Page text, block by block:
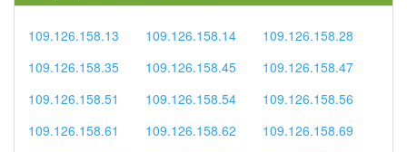
109.126.158.13 109.126.158.14
109.126.158.28
109.126.158.35
109.126.158.45
109.126.158.47
109.126.158.51
109.126.158.54
109.126.158.56
109.126.158.61
109.126.158.62
109.126.158.69